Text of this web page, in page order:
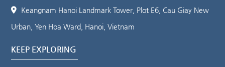
Keangnam Hanoi Landmark Tower, Plot E6, Cau Giay New
Urban, Yen Hoa Ward, Hanoi, Vietnam
KEEP EXPLORING